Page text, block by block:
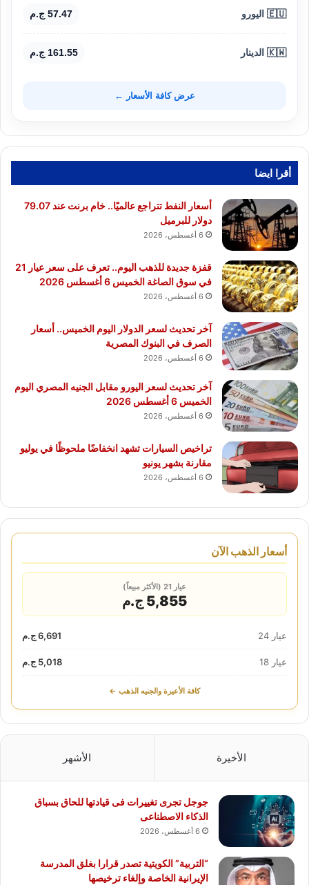
🇪🇺 اليورو 57.47 ج.م
🇰🇼 الدينار 161.55 ج.م
عرض كافة الأسعار ←
أقرا ايضا
أسعار النفط تتراجع عالميًا.. خام برنت عند 79.07
دولار للبرميل
6 أغسطس، 2026
قفزة جديدة للذهب اليوم.. تعرف على سعر عيار 21
في سوق الصاغة الخميس 6 أغسطس 2026
6 أغسطس، 2026
آخر تحديث لسعر الدولار اليوم الخميس.. أسعار
الصرف في البنوك المصرية
6 أغسطس، 2026
آخر تحديث لسعر اليورو مقابل الجنيه المصري اليوم
الخميس 6 أغسطس 2026
6 أغسطس، 2026
تراخيص السيارات تشهد انخفاضًا ملحوظًا في يوليو
مقارنة بشهر يونيو
6 أغسطس، 2026
أسعار الذهب الآن
عيار 21 (الأكثر مبيعاً)
5,855 ج.م
عيار 24 6,691 ج.م
عيار 18 5,018 ج.م
كافة الأعيرة والجنيه الذهب ←
الأخيرة الأشهر
جوجل تجرى تغييرات فى قيادتها للحاق بسباق
الذكاء الاصطناعى
6 أغسطس، 2026
“التربية” الكويتية تصدر قرارا بغلق المدرسة
الإيرانية الخاصة وإلغاء ترخيصها